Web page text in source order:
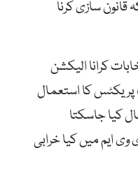
سازی کرنا
کرانا الیکشن
کا استعمال
کیا جاسکتا
ایم میں کیا خرابی